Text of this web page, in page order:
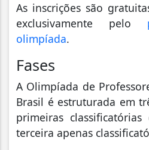
As inscrições são
exclusivamente pelo
olimpíada.
Fases
A Olimpíada de
Brasil é estruturada em
primeiras
terceira apenas